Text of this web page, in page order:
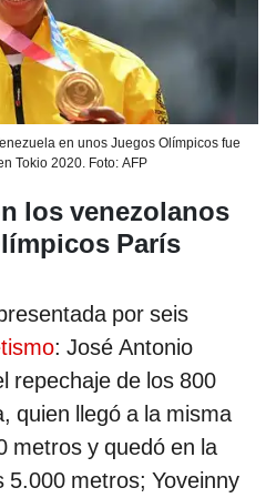
en unos Juegos Olímpicos fue
Tokio 2020. Foto: AFP
los venezolanos
París
por seis
: José Antonio
repechaje de los 800
quien llegó a la misma
metros y quedó en la
5.000 metros; Yoveinny